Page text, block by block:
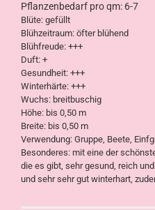
Pflanzenbedarf pro qm: 6-7
Blüte: gefüllt
Blühzeitraum: öfter blühend
Blühfreude: +++
Duft: +
Gesundheit: +++
Winterhärte: +++
Wuchs: breitbuschig
Höhe: bis 0,50 m
Breite: bis 0,50 m
Verwendung: Gruppe, Beete,
Besonderes: mit eine der
die es gibt, sehr gesund, reich
und sehr sehr gut winterhart,